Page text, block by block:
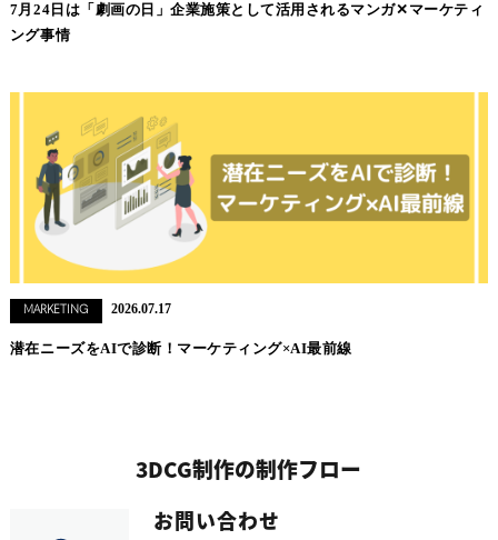
7月24日は「劇画の日」企業施策として活用されるマンガ✕マーケティ
ング事情
MARKETING 2026.07.17
潜在ニーズをAIで診断！マーケティング×AI最前線
3DCG制作の制作フロー
お問い合わせ